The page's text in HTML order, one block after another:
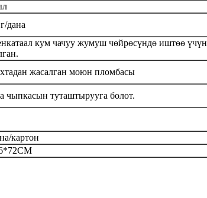
дана
катаал кум чачуу жумуш чөйрөсүндө иштөө үчүн
жасалган моюн пломбасы
чыпкасын туташтырууга болот.
картон